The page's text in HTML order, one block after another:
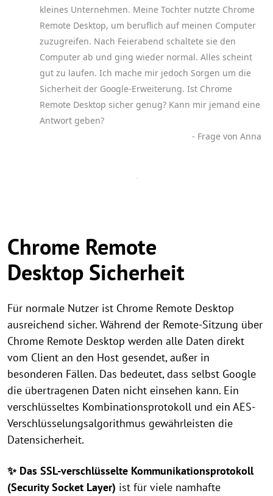
kleines Unternehmen. Meine Tochter nutzte Chrome
Remote Desktop, um beruflich auf meinen Computer
zuzugreifen. Nach Feierabend schaltete sie den
Computer ab und ging wieder normal. Alles scheint
gut zu laufen. Ich mache mir jedoch Sorgen um die
Sicherheit der Google-Erweiterung. Ist Chrome
Remote Desktop sicher genug? Kann mir jemand eine
Antwort geben?
- Frage von Anna
Chrome Remote
Desktop Sicherheit
Für normale Nutzer ist Chrome Remote Desktop
ausreichend sicher. Während der Remote-Sitzung über
Chrome Remote Desktop werden alle Daten direkt
vom Client an den Host gesendet, außer in
besonderen Fällen. Das bedeutet, dass selbst Google
die übertragenen Daten nicht einsehen kann. Ein
verschlüsseltes Kombinationsprotokoll und ein AES-
Verschlüsselungsalgorithmus gewährleisten die
Datensicherheit.
✨ Das SSL-verschlüsselte Kommunikationsprotokoll
(Security Socket Layer) ist für viele namhafte